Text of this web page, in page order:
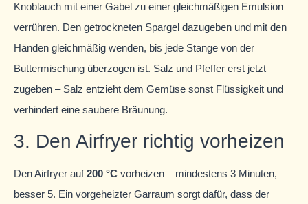
Knoblauch mit einer Gabel zu einer gleichmäßigen Emulsion
verrühren. Den getrockneten Spargel dazugeben und mit den
Händen gleichmäßig wenden, bis jede Stange von der
Buttermischung überzogen ist. Salz und Pfeffer erst jetzt
zugeben – Salz entzieht dem Gemüse sonst Flüssigkeit und
verhindert eine saubere Bräunung.
3. Den Airfryer richtig vorheizen
Den Airfryer auf200 °C vorheizen – mindestens 3 Minuten,
besser 5. Ein vorgeheizter Garraum sorgt dafür, dass der